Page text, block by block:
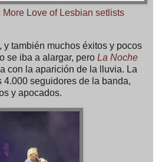
More Love of Lesbian setlists
y también muchos éxitos y pocos
se iba a alargar, pero La Noche
con la aparición de la lluvia. La
seguidores de la banda,
y apocados.